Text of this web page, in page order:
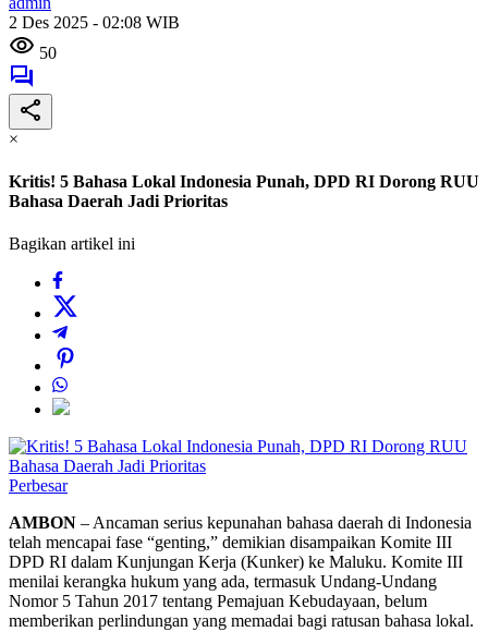
2 Des 2025 - 02:08 WIB
50
×
Kritis! 5 Bahasa Lokal Indonesia Punah, DPD RI Dorong RUU
Bahasa Daerah Jadi Prioritas
Bagikan artikel ini
Perbesar
AMBON – Ancaman serius kepunahan bahasa daerah di Indonesia
telah mencapai fase “genting,” demikian disampaikan Komite III
DPD RI dalam Kunjungan Kerja (Kunker) ke Maluku. Komite III
menilai kerangka hukum yang ada, termasuk Undang-Undang
Nomor 5 Tahun 2017 tentang Pemajuan Kebudayaan, belum
memberikan perlindungan yang memadai bagi ratusan bahasa lokal.